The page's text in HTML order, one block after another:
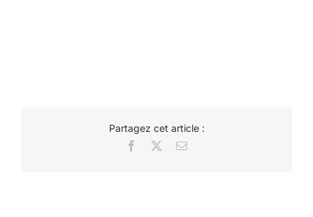
Partagez cet article :
Facebook Email